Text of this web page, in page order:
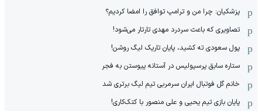
پزشکیان: چرا من و ترامپ توافق را امضا کردیم؟
تصاویری که باعث سردرد مهدی تارتار می‌شود!
پول سعودی ته کشید، پایان تاریک لیگ روشن!
ستاره سابق پرسپولیس در آستانه پیوستن به فجر
خانم گل فوتبال ایران سرمربی تیم لیگ برتری شد
پایان بازی تیم یحیی و علی منصور با کتک‌کاری!